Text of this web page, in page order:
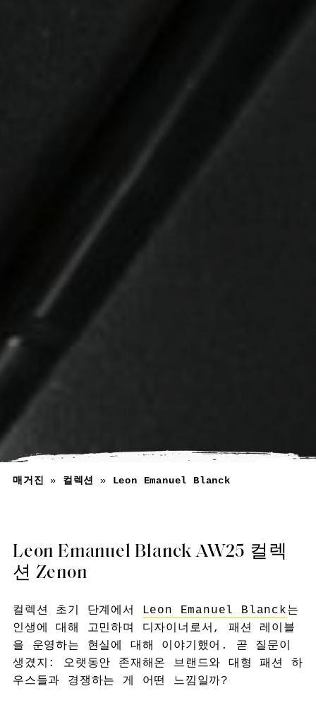
매거진 » 컬렉션 » Leon Emanuel Blanck
Leon Emanuel Blanck AW25 컬렉
션 Zenon
컬렉션 초기 단계에서 Leon Emanuel Blanck는
인생에 대해 고민하며 디자이너로서, 패션 레이블
을 운영하는 현실에 대해 이야기했어. 곧 질문이
생겼지: 오랫동안 존재해온 브랜드와 대형 패션 하
우스들과 경쟁하는 게 어떤 느낌일까?